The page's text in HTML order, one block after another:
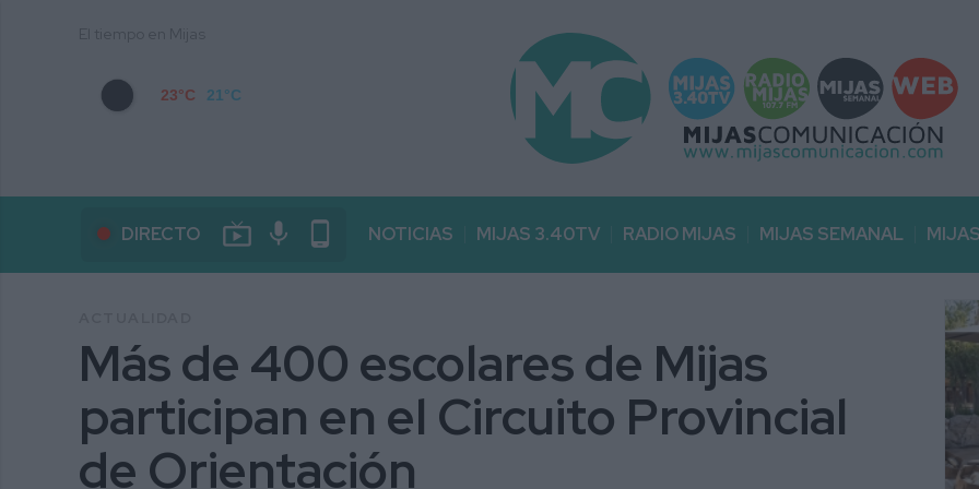
23°C 21°C
DIRECTO live_tv mic phone_android NOTICIAS MIJAS 3.40TV RADIO MIJAS MIJAS SEMANAL
Más de 400 escolares de Mijas
participan en el Circuito Provincial
de Orientación